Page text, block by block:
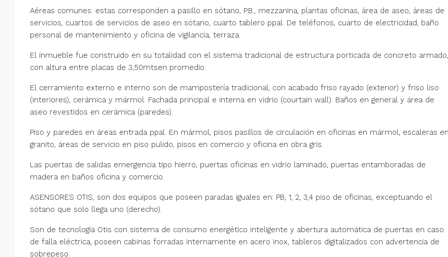
Aéreas comunes: estas corresponden a pasillo en sótano, P.B., mezzanina, plantas oficinas, área de aseo, áreas de
servicios, cuartos de servicios de aseo en sótano, cuarto tablero ppal. De teléfonos, cuarto de electricidad, baño
personal de mantenimiento y oficina de vigilancia, terraza.
El inmueble fue construido en su totalidad con el sistema tradicional de estructura porticada de concreto armado,
con altura entre placas de 3,50mtsen promedio.
El cerramiento externo e interno son de mampostería tradicional, con acabado friso rayado (exterior) y friso liso
(interiores), cerámica y mármol. Fachada principal e interna en vidrio (courtain wall). Baños en general y área de
aseo revestidos en cerámica (paredes).
Piso y paredes en áreas entrada ppal. En mármol, pisos pasillos de circulación en oficinas en mármol, escaleras en
granito, áreas de servicio en piso pulido, pisos en comercio y oficina en obra gris.
Las puertas de salidas emergencia tipo hierro, puertas oficinas en vidrio laminado, puertas entamboradas de
madera en baños oficina y comercio.
ASENSORES OTIS, son dos equipos que poseen paradas iguales en: PB, 1, 2, 3,4 piso de oficinas, exceptuando el
sótano que solo llega uno (derecho).
Son de tecnología Otis con sistema de consumo energético inteligente y abertura automática de puertas en caso
de falla eléctrica, poseen cabinas forradas internamente en acero inox, tableros digitalizados con advertencia de
sobrepeso.